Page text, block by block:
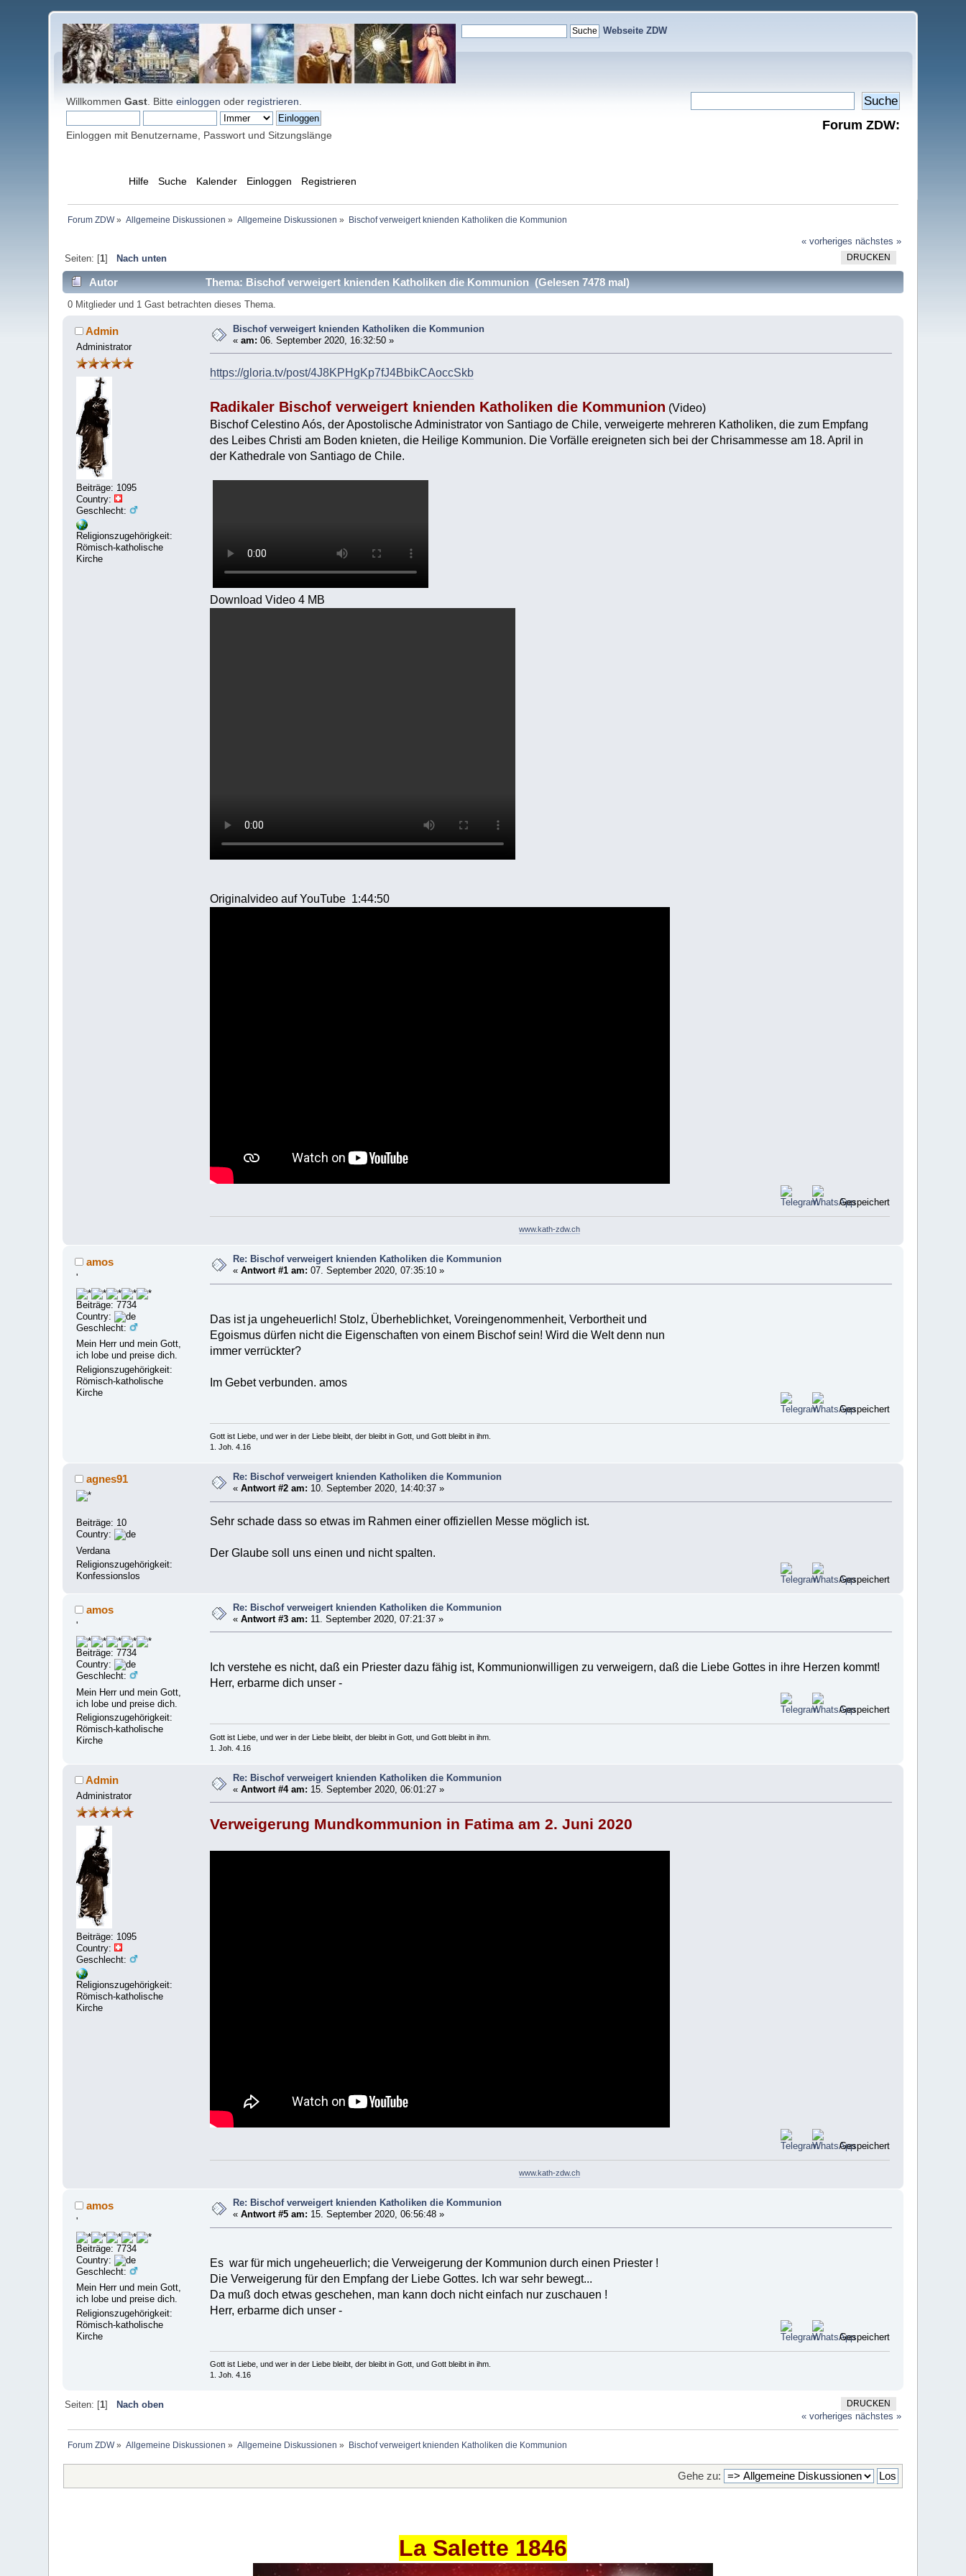
Webseite ZDW
WillkommenGast . Bitteeinloggen oder registrieren
Einloggen mit Benutzername, Passwort und Sitzungslänge
Forum ZDW:
Hilfe Suche Kalender Einloggen Registrieren
Forum ZDW» Allgemeine Diskussionen » Allgemeine Diskussionen » Bischof verweigert knienden Katholiken die Kommunion
« vorheriges nächstes »
DRUCKEN
Seiten: [1] Nach unten
Autor Thema: Bischof verweigert knienden Katholiken die Kommunion (Gelesen 7478 mal)
0 Mitglieder und 1 Gast betrachten dieses Thema.
Admin
Administrator
Beiträge: 1095
Country:
Geschlecht:
Religionszugehörigkeit:
Römisch-katholische
Kirche
Bischof verweigert knienden Katholiken die Kommunion
«am: 06. September 2020, 16:32:50 »
https://gloria.tv/post/4J8KPHgKp7fJ4BbikCAoccSkb
Radikaler Bischof verweigert knienden Katholiken die Kommunion (Video)
Bischof Celestino Aós, der Apostolische Administrator von Santiago de Chile, verweigerte mehreren Katholiken, die zum Empfang
des Leibes Christi am Boden knieten, die Heilige Kommunion. Die Vorfälle ereigneten sich bei der Chrisammesse am 18. April in
der Kathedrale von Santiago de Chile.
Download Video 4 MB
Originalvideo auf YouTube 1:44:50
Gespeichert
www.kath-zdw.ch
amos
'
Beiträge: 7734
Country:
Geschlecht:
Mein Herr und mein Gott,
ich lobe und preise dich.
Religionszugehörigkeit:
Römisch-katholische
Kirche
Re: Bischof verweigert knienden Katholiken die Kommunion
«Antwort #1 am: 07. September 2020, 07:35:10 »
Das ist ja ungeheuerlich! Stolz, Überheblichket, Voreingenommenheit, Verbortheit und
Egoismus dürfen nicht die Eigenschaften von einem Bischof sein! Wird die Welt denn nun
immer verrückter?
Im Gebet verbunden. amos
Gespeichert
Gott ist Liebe, und wer in der Liebe bleibt, der bleibt in Gott, und Gott bleibt in ihm.
1. Joh. 4.16
agnes91
Beiträge: 10
Country:
Verdana
Religionszugehörigkeit:
Konfessionslos
Re: Bischof verweigert knienden Katholiken die Kommunion
«Antwort #2 am: 10. September 2020, 14:40:37 »
Sehr schade dass so etwas im Rahmen einer offiziellen Messe möglich ist.
Der Glaube soll uns einen und nicht spalten.
Gespeichert
amos
'
Beiträge: 7734
Country:
Geschlecht:
Mein Herr und mein Gott,
ich lobe und preise dich.
Religionszugehörigkeit:
Römisch-katholische
Kirche
Re: Bischof verweigert knienden Katholiken die Kommunion
«Antwort #3 am: 11. September 2020, 07:21:37 »
Ich verstehe es nicht, daß ein Priester dazu fähig ist, Kommunionwilligen zu verweigern, daß die Liebe Gottes in ihre Herzen kommt!
Herr, erbarme dich unser -
Gespeichert
Gott ist Liebe, und wer in der Liebe bleibt, der bleibt in Gott, und Gott bleibt in ihm.
1. Joh. 4.16
Admin
Administrator
Beiträge: 1095
Country:
Geschlecht:
Religionszugehörigkeit:
Römisch-katholische
Kirche
Re: Bischof verweigert knienden Katholiken die Kommunion
«Antwort #4 am: 15. September 2020, 06:01:27 »
Verweigerung Mundkommunion in Fatima am 2. Juni 2020
Gespeichert
www.kath-zdw.ch
amos
'
Beiträge: 7734
Country:
Geschlecht:
Mein Herr und mein Gott,
ich lobe und preise dich.
Religionszugehörigkeit:
Römisch-katholische
Kirche
Re: Bischof verweigert knienden Katholiken die Kommunion
«Antwort #5 am: 15. September 2020, 06:56:48 »
Es war für mich ungeheuerlich; die Verweigerung der Kommunion durch einen Priester !
Die Verweigerung für den Empfang der Liebe Gottes. Ich war sehr bewegt...
Da muß doch etwas geschehen, man kann doch nicht einfach nur zuschauen !
Herr, erbarme dich unser -
Gespeichert
Gott ist Liebe, und wer in der Liebe bleibt, der bleibt in Gott, und Gott bleibt in ihm.
1. Joh. 4.16
DRUCKEN
Seiten: [1] Nach oben
« vorheriges nächstes »
Forum ZDW» Allgemeine Diskussionen » Allgemeine Diskussionen » Bischof verweigert knienden Katholiken die Kommunion
Gehe zu:
La Salette 1846